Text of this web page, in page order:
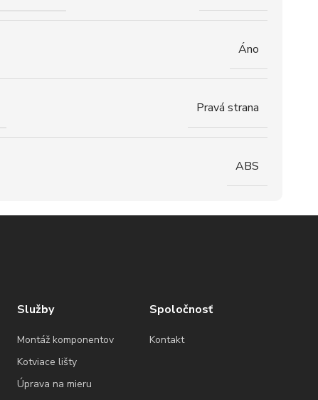
Áno
Pravá strana
ABS
Služby
Montáž komponentov
Kotviace lišty
Úprava na mieru
Spoločnosť
Kontakt